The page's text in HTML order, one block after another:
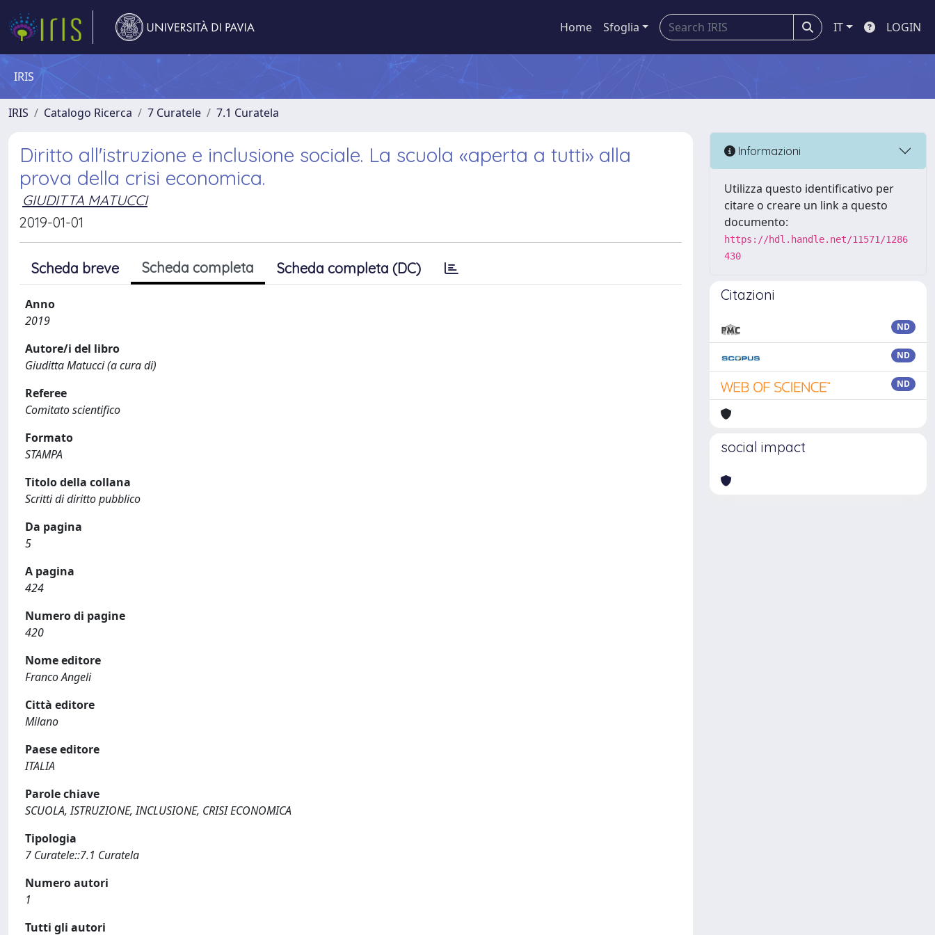
Home Sfoglia IT LOGIN
IRIS
IRIS Catalogo Ricerca 7 Curatele 7.1 Curatela
Diritto all'istruzione e inclusione sociale. La scuola «aperta a tutti» alla
prova della crisi economica.
GIUDITTA MATUCCI
2019-01-01
Scheda breve Scheda completa Scheda completa (DC)
Anno
2019
Autore/i del libro
Giuditta Matucci (a cura di)
Referee
Comitato scientifico
Formato
STAMPA
Titolo della collana
Scritti di diritto pubblico
Da pagina
5
A pagina
424
Numero di pagine
420
Nome editore
Franco Angeli
Città editore
Milano
Paese editore
ITALIA
Parole chiave
SCUOLA, ISTRUZIONE, INCLUSIONE, CRISI ECONOMICA
Tipologia
7 Curatele::7.1 Curatela
Numero autori
1
Tutti gli autori
Informazioni
Utilizza questo identificativo per
citare o creare un link a questo
documento:
https://hdl.handle.net/11571/1286
430
Citazioni
ND
ND
ND
social impact